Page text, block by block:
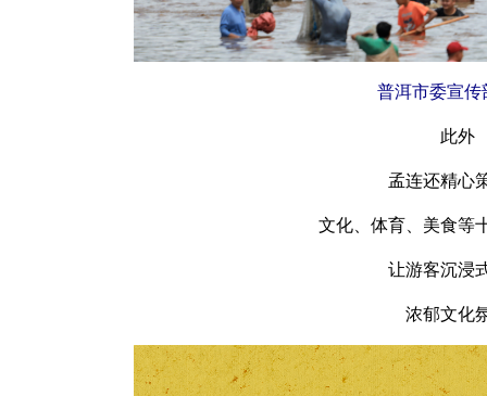
普洱市委宣传
此外
孟连还精心
文化、体育、美食等
让游客沉浸
浓郁文化